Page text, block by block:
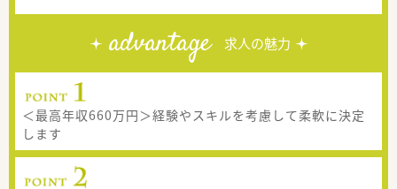
advantage 求人の魅力
＜最高年収660万円＞経験やスキルを考慮して柔軟に決定
します